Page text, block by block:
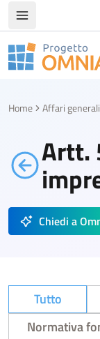
Apri/chiudi
Progetto Omnia
Home Affari generali
Artt.
Chiedi a
Tutto
Normativa